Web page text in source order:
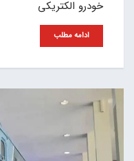
خودرو الکتریکی
ادامه مطلب